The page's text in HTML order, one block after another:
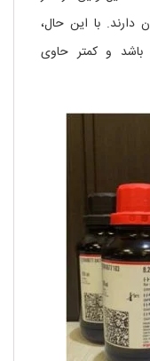
با این حال،
و کمتر حاوی